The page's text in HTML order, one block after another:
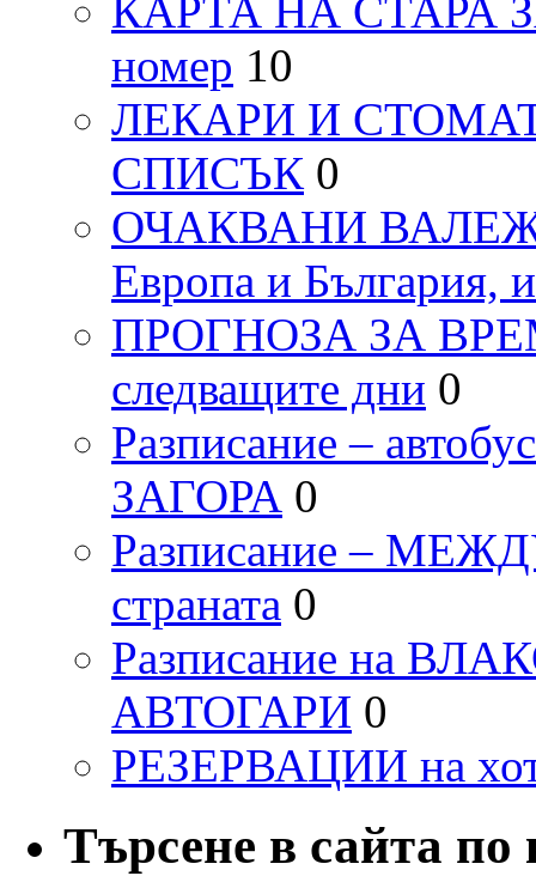
КАРТА НА СТАРА
номер 10
ЛЕКАРИ И
СПИСЪК 0
ОЧАКВАНИ ВАЛЕЖИ
Европа и България,
ПРОГНОЗА ЗА
следващите дни 0
Разписание –
ЗАГОРА 0
Разписание –
страната 0
Разписание на
АВТОГАРИ 0
РЕЗЕРВАЦИИ на
Търсене в сайта